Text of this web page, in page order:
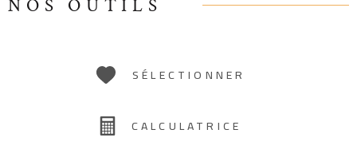
NOS OUTILS
SÉLECTIONNER
CALCULATRICE